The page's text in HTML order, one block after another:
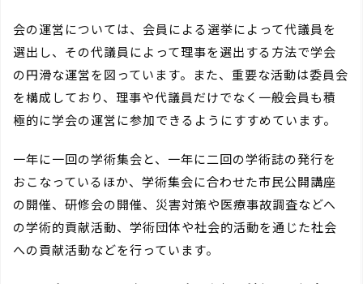
会の運営については、会員による選挙によって代議員を
選出し、その代議員によって理事を選出する方法で学会
の円滑な運営を図っています。また、重要な活動は委員会
を構成しており、理事や代議員だけでなく一般会員も積
極的に学会の運営に参加できるようにすすめています。
一年に一回の学術集会と、一年に二回の学術誌の発行を
おこなっているほか、学術集会に合わせた市民公開講座
の開催、研修会の開催、災害対策や医療事故調査などへ
の学術的貢献活動、学術団体や社会的活動を通じた社会
への貢献活動などを行っています。